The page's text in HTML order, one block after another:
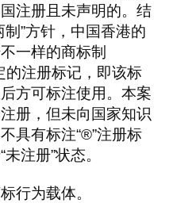
注册且未声明的。结
”方针，中国香港的
一样的商标制
的注册标记，即该标
方可标注使用。本案
册，但未向国家知识
具有标注“®”注册标
注册”状态。
行为载体。